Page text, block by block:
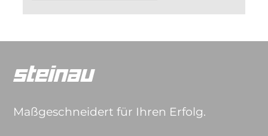
Maßgeschneidert für Ihren Erfolg.